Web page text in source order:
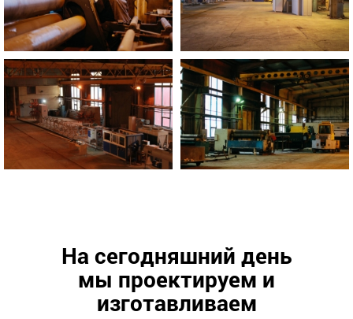
На сегодняшний день
мы проектируем и
изготавливаем